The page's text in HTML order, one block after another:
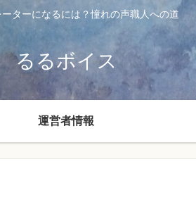
ターになるには？憧れの声職人への道
るるボイス
運営者情報